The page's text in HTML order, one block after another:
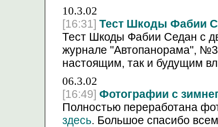
10.3.02
[16:31] Тест Шкоды Фабии
Тест Шкоды Фабии Седан с
журнале "Автопанорама",
настоящим, так и будущим
06.3.02
[16:49] Фотографии с
Полностью переработана
здесь. Большое спасибо